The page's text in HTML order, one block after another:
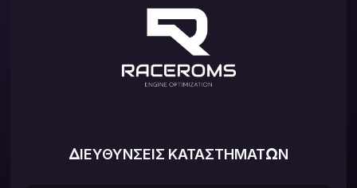
ΔΙΕΥΘΥΝΣΕΙΣ ΚΑΤΑΣΤΗΜΑΤΩΝ